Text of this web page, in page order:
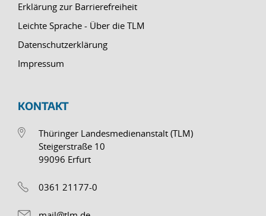
Erklärung zur Barrierefreiheit
Leichte Sprache - Über die TLM
Datenschutzerklärung
Impressum
KONTAKT
Thüringer Landesmedienanstalt (TLM)
Steigerstraße 10
99096 Erfurt
0361 21177-0